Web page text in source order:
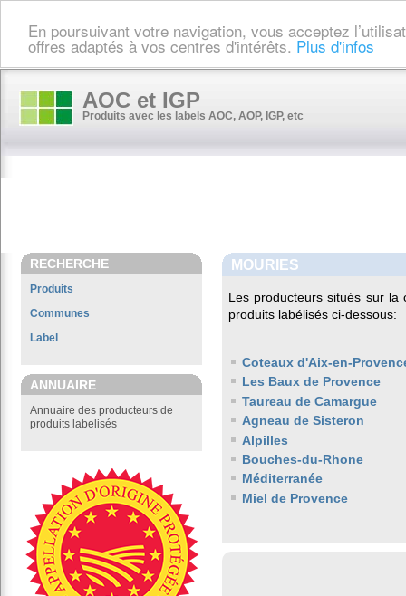
En poursuivant votre navigation, vous acceptez
offres adaptés à vos centres d'intérêts. Plus d'infos
AOC et IGP
Produits avec les labels AOC, AOP, IGP, etc
RECHERCHE
Produits
Communes
Label
ANNUAIRE
Annuaire des producteurs de
produits labelisés
MOURIES
Les producteurs situés sur la
produits labélisés ci-dessous:
Coteaux d'Aix-en-
Les Baux de Provence
Taureau de Camargue
Agneau de Sisteron
Alpilles
Bouches-du-Rhone
Méditerranée
Miel de Provence